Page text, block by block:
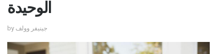
الوحيدة
by جينيفر وولف